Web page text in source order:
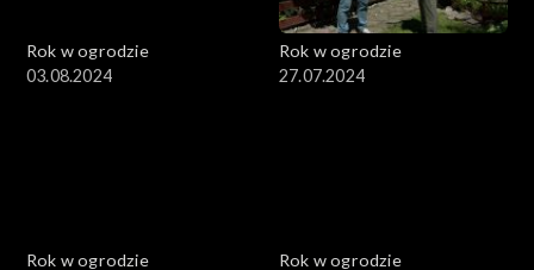
Rok w ogrodzie
03.08.2024
Rok w ogrodzie
27.07.2024
Rok w ogrodzie
Rok w ogrodzie